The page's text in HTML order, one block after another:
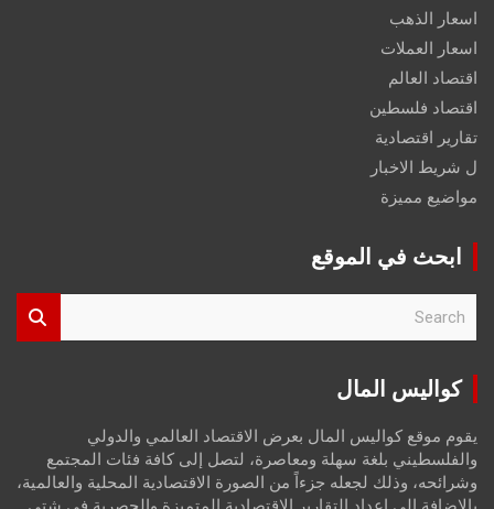
اسعار الذهب
اسعار العملات
اقتصاد العالم
اقتصاد فلسطين
تقارير اقتصادية
ل شريط الاخبار
مواضيع مميزة
ابحث في الموقع
r
كواليس المال
يقوم موقع كواليس المال بعرض الاقتصاد العالمي والدولي
والفلسطيني بلغة سهلة ومعاصرة، لتصل إلى كافة فئات المجتمع
وشرائحه، وذلك لجعله جزءاً من الصورة الاقتصادية المحلية والعالمية،